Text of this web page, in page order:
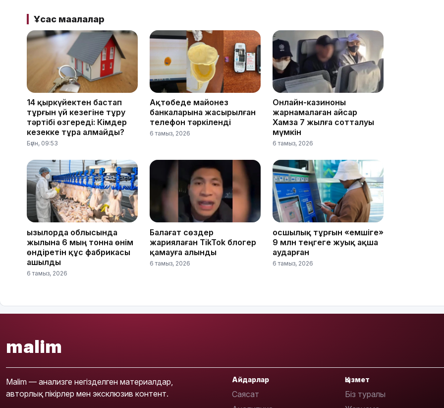
Ұқсас мақалалар
14 қыркүйектен бастап
тұрғын үй кезегіне тұру
тәртібі өзгереді: Кімдер
кезекке тұра алмайды?
Бүгін, 09:53
Ақтөбеде майонез
банкаларына жасырылған
телефон тәркіленді
6 тамыз, 2026
Онлайн-казиноны
жарнамалаған Қайсар
Хамза 7 жылға сотталуы
мүмкін
6 тамыз, 2026
Қызылорда облысында
жылына 6 мың тонна өнім
өндіретін құс фабрикасы
ашылды
6 тамыз, 2026
Балағат сөздер
жариялаған TikTok блогер
қамауға алынды
6 тамыз, 2026
Қосшылық тұрғын «емшіге»
9 млн теңгеге жуық ақша
аударған
6 тамыз, 2026
23:23
malim
Malim — анализге негізделген материалдар,
авторлық пікірлер мен эксклюзив контент.
Айдарлар
Саясат
Қызмет
Біз туралы